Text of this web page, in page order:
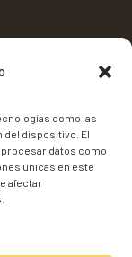
como las
del dispositivo. El
datos como
únicas en este
afectar